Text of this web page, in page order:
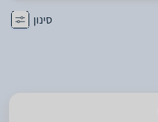
סינון